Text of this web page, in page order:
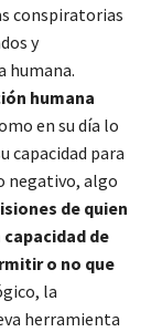
conspiratorias
y
humana.
humana
en su día lo
capacidad para
negativo, algo
de quien
de
o no que
la
herramienta